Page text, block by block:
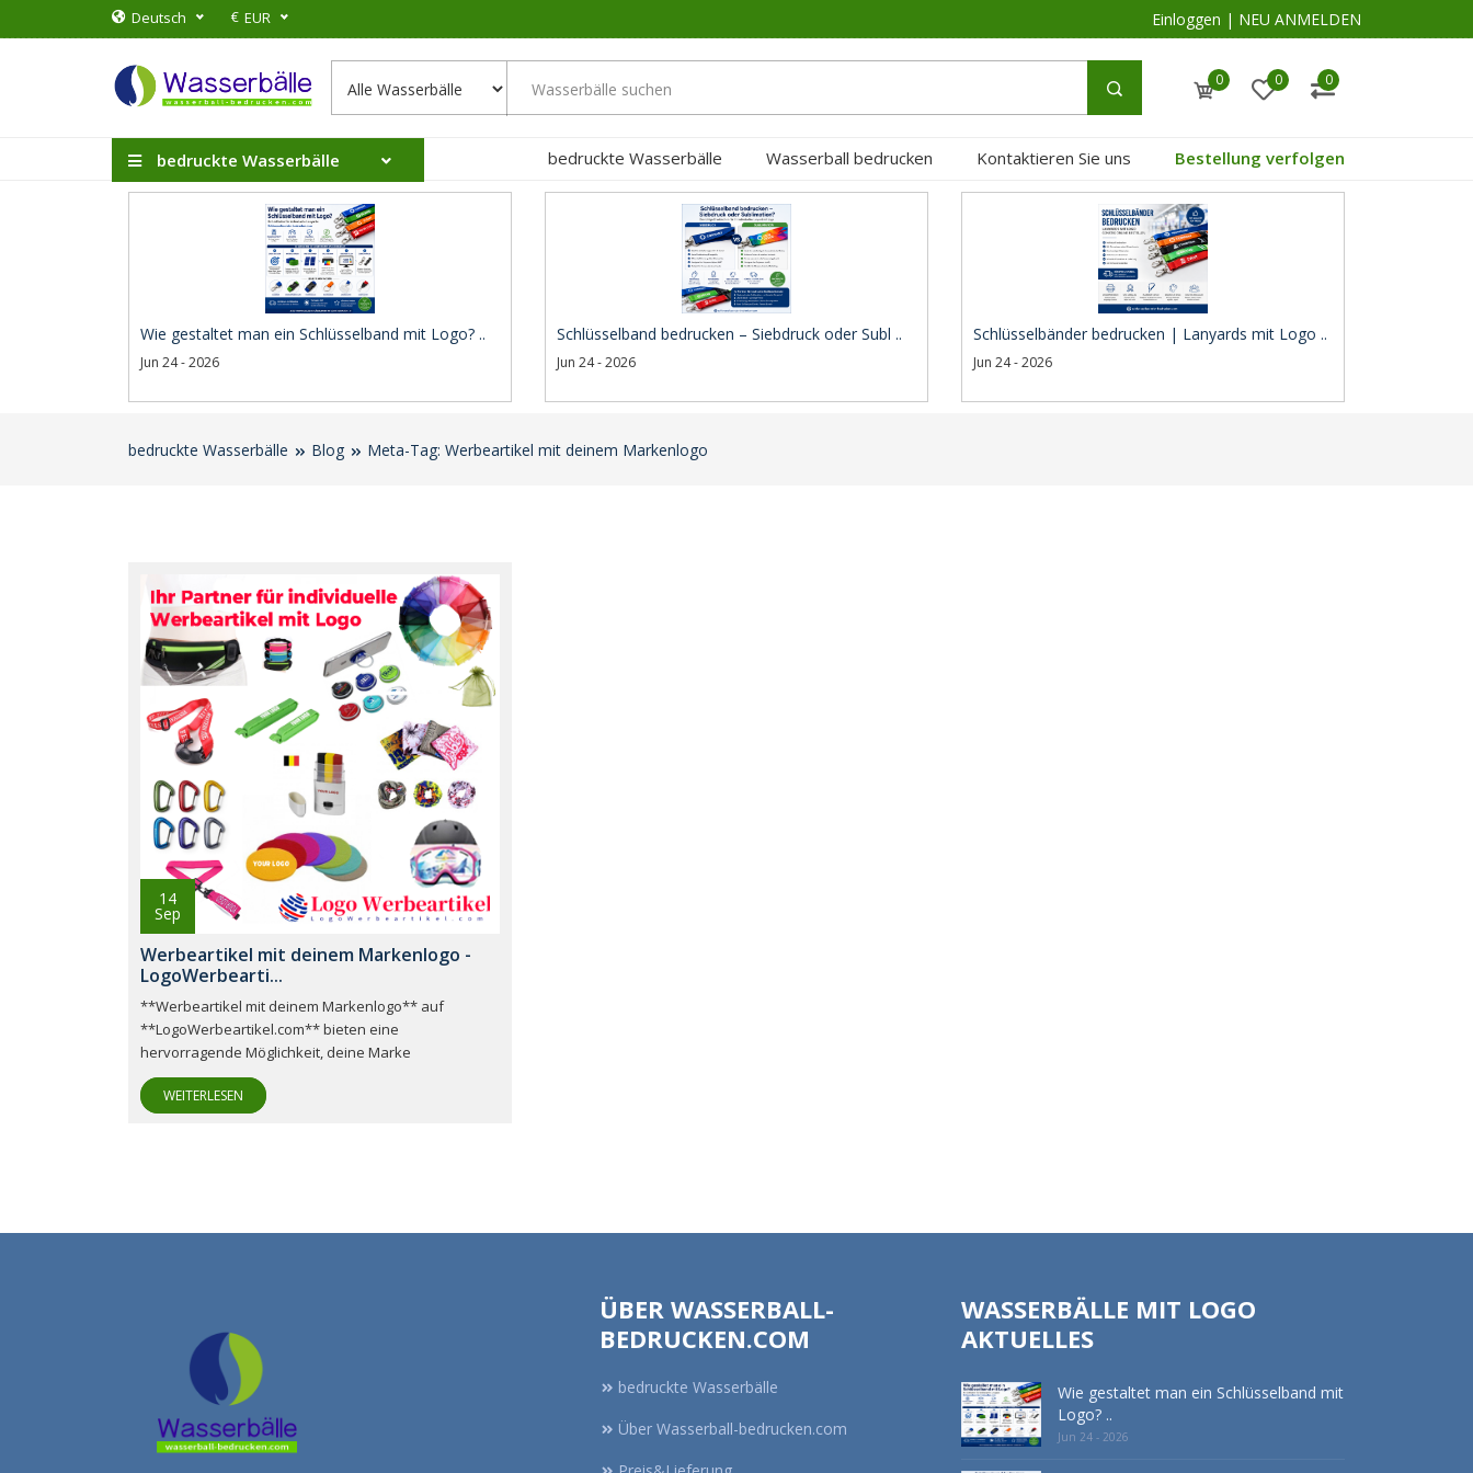
Deutsch € EUR Einloggen | NEU ANMELDEN
0 0 0
bedruckte Wasserbälle bedruckte Wasserbälle Wasserball bedrucken Kontaktieren Sie uns Bestellung verfolgen
Wie gestaltet man ein Schlüsselband mit Logo? ..
Jun 24 - 2026
Schlüsselband bedrucken – Siebdruck oder Subl ..
Jun 24 - 2026
Schlüsselbänder bedrucken | Lanyards mit Logo ..
Jun 24 - 2026
bedruckte Wasserbälle Blog Meta-Tag: Werbeartikel mit deinem Markenlogo
14
Sep
Werbeartikel mit deinem Markenlogo -
LogoWerbearti...
**Werbeartikel mit deinem Markenlogo** auf
**LogoWerbeartikel.com** bieten eine
hervorragende Möglichkeit, deine Marke
WEITERLESEN
ÜBER WASSERBALL-
BEDRUCKEN.COM
bedruckte Wasserbälle
Über Wasserball-bedrucken.com
WASSERBÄLLE MIT LOGO
AKTUELLES
Wie gestaltet man ein Schlüsselband mit
Logo? ..
Jun 24 - 2026